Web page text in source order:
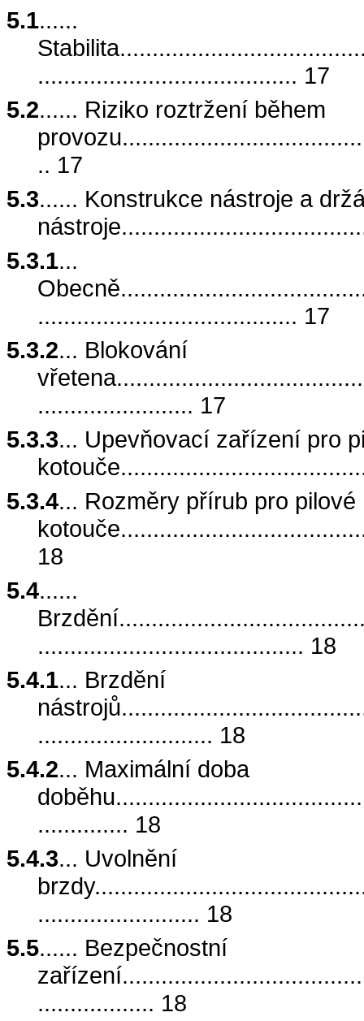
5.1......
........................................ 17
5.2...... Riziko roztržení během
.. 17
5.3...... Konstrukce nástroje a
5.3.1...
........................................ 17
5.3.2... Blokování
........................ 17
5.3.3... Upevňovací zařízení pro
5.3.4... Rozměry přírub pro pilové
18
5.4......
......................................... 18
5.4.1... Brzdění
........................... 18
5.4.2... Maximální doba
.............. 18
5.4.3... Uvolnění
......................... 18
5.5...... Bezpečnostní
.................. 18